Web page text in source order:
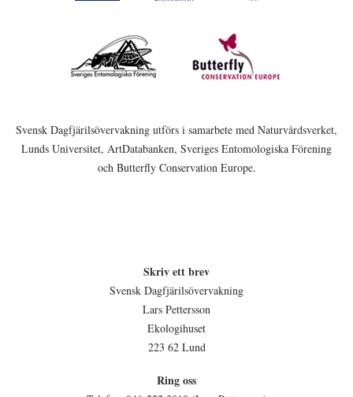
Svensk Dagfjärilsövervakning utförs i samarbete med Naturvårdsverket,
Lunds Universitet, ArtDatabanken, Sveriges Entomologiska Förening
och Butterfly Conservation Europe.
Skriv ett brev
Svensk Dagfjärilsövervakning
Lars Pettersson
Ekologihuset
223 62 Lund
Ring oss